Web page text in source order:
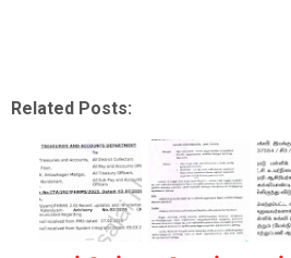
Related Posts: